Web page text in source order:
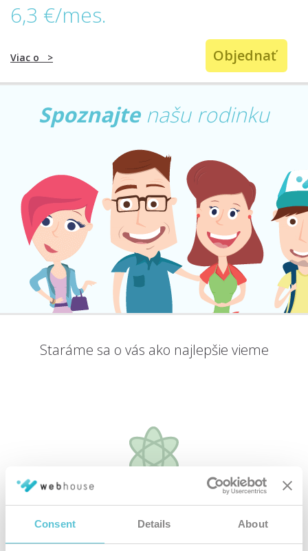
Consent Details About
6,3 €/mes.
Objednať
Viac o >
Spoznajtenašu rodinku
Staráme sa o vás ako najlepšie vieme
Špičkovéhardvérové vybavenie